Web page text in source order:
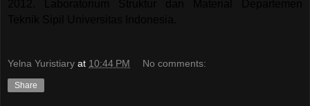
Yelna Yuristiary at 10:44 PM No comments:
Share